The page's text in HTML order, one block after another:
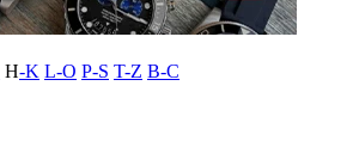
H-K L-O P-S T-Z В-С